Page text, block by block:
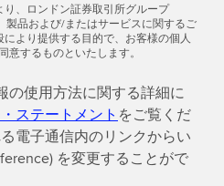
、ロンドン証券取引所グループ
製品および/またはサービスに関するご
より提供する目的で、お客様の個人
意するものといたします。
の使用方法に関する詳細に
ステートメント をご覧くだ
電子通信内のリンクからい
を変更することがで